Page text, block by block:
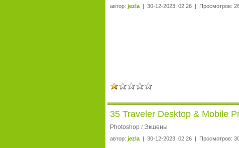
автор: jezla | 30-12-2023, 02:26 | Просмотров:
35 Traveler Desktop & Mobile
Photoshop / Экшены
автор: jezla | 30-12-2023, 02:26 | Просмотров: